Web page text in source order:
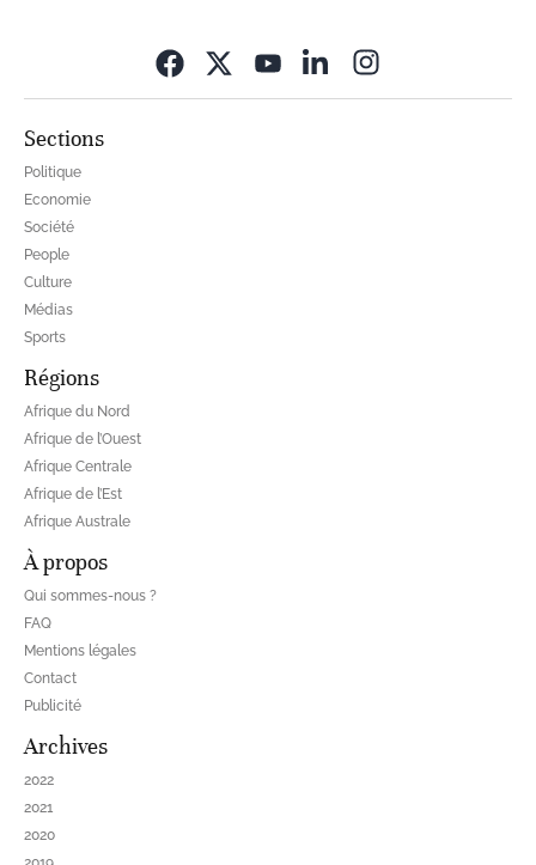
Sections
Politique
Economie
Société
People
Culture
Médias
Sports
Régions
Afrique du Nord
Afrique de l’Ouest
Afrique Centrale
Afrique de l’Est
Afrique Australe
À propos
Qui sommes-nous ?
FAQ
Mentions légales
Contact
Publicité
Archives
2022
2021
2020